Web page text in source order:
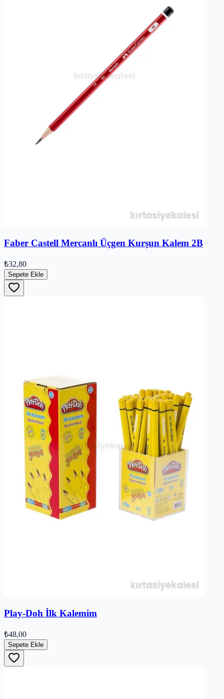
Faber Castell Mercanlı Üçgen Kurşun Kalem 2B
₺32,80
Sepete Ekle
Play-Doh İlk Kalemim
₺48,00
Sepete Ekle